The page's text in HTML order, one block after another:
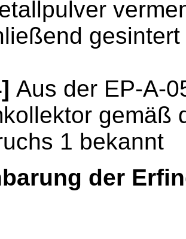
gesintert
Aus der EP-A-
gemäß
1 bekannt
der